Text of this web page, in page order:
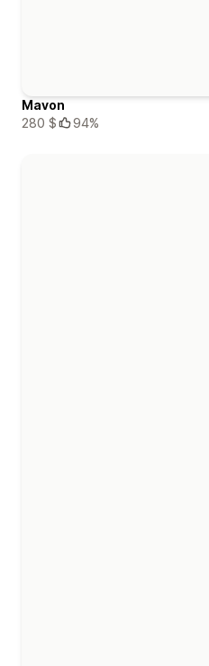
Mavon
280 $
94%